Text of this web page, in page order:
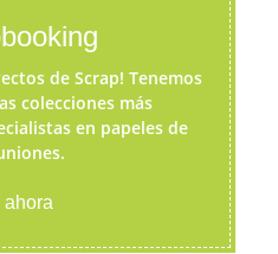
de Scrap! Tenemos
colecciones más
en papeles de
ahora